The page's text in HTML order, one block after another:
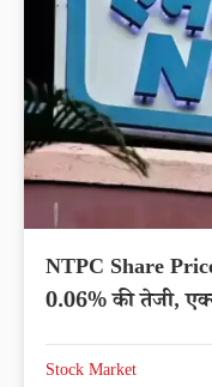
NTPC Share
0.06% की तेजी,
Stock Market